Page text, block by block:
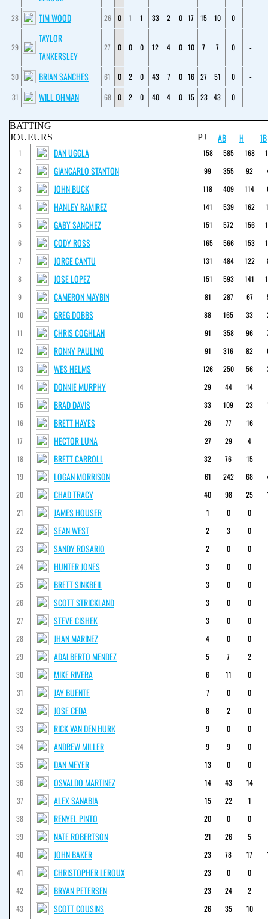
28 TIM WOOD 26 0 1 1 33 2 0 17 15 10 0 -
29
TAYLOR
TANKERSLEY
27 0 0 0 12 4 0 10 7 7 0 -
30 BRIAN SANCHES 61 0 2 0 43 7 0 16 27 51 0
-
31
WILL OHMAN 68 0 2 0 40 4 0 15 23 43 0 -
BATTING
JOUEURS
PJ AB H 1B
1 DAN UGGLA 158 585 168
2
GIANCARLO STANTON 99 355 92
3
JOHN BUCK 118 409 114
4
HANLEY RAMIREZ 141 539 162
5
GABY SANCHEZ 151 572 156
6
CODY ROSS 165 566 153
7
JORGE CANTU 131 484 122
8
JOSE LOPEZ 151 593 141
9
CAMERON MAYBIN 81 287 67
10
GREG DOBBS 88 165 33
11
CHRIS COGHLAN 91 358 96
12
RONNY PAULINO 91 316 82
13
WES HELMS 126 250 56
14
DONNIE MURPHY 29 44
14
15
BRAD DAVIS 33 109 23
16
BRETT HAYES 26 77
16
17
HECTOR LUNA 27 29
4
18
BRETT CARROLL 32 76
15
19
LOGAN MORRISON 61 242 68
20
CHAD TRACY 40 98 25
21
JAMES HOUSER 1 0
0
22
SEAN WEST 2 3
0
23
SANDY ROSARIO 2 0
0
24
HUNTER JONES 3 0
0
25
BRETT SINKBEIL 3 0
0
26
SCOTT STRICKLAND 3 0
0
27
STEVE CISHEK 3 0
0
28
JHAN MARINEZ 4 0
0
29
ADALBERTO MENDEZ 5 7
2
30
MIKE RIVERA 6 11
0
31
JAY BUENTE 7 0
0
32
JOSE CEDA 8 2
0
33
RICK VAN DEN HURK 9 0
0
34
ANDREW MILLER 9 9
0
35
DAN MEYER 13 0
0
36
OSVALDO MARTINEZ 14 43
14
37
ALEX SANABIA 15 22
1
38
RENYEL PINTO 20 0
0
39
NATE ROBERTSON 21 26
5
40
JOHN BAKER 23 78 17
41
CHRISTOPHER LEROUX 23 0
0
42
BRYAN PETERSEN 23 24
2
43
SCOTT COUSINS 26 35
10